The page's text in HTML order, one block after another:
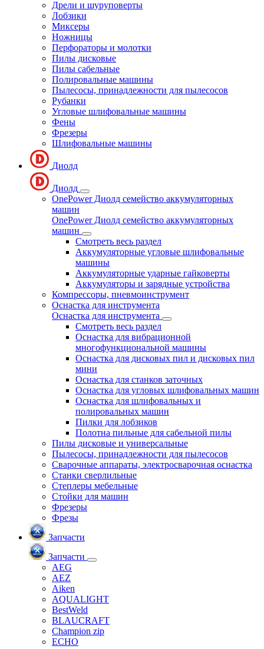
Дрели и шуруповерты
Лобзики
Миксеры
Ножницы
Перфораторы и молотки
Пилы дисковые
Пилы сабельные
Полировальные машины
Пылесосы, принадлежности для пылесосов
Рубанки
Угловые шлифовальные машины
Фены
Фрезеры
Шлифовальные машины
Диолд
Диолд
OnePower Диолд семейство аккумуляторных
машин
OnePower Диолд семейство аккумуляторных
машин
Смотреть весь раздел
Аккумуляторные угловые шлифовальные
машины
Аккумуляторные ударные гайковерты
Аккумуляторы и зарядные устройства
Компрессоры, пневмоинструмент
Оснастка для инструмента
Оснастка для инструмента
Смотреть весь раздел
Оснастка для вибрационной
многофункциональной машины
Оснастка для дисковых пил и дисковых пил
мини
Оснастка для станков заточных
Оснастка для угловых шлифовальных машин
Оснастка для шлифовальных и
полировальных машин
Пилки для лобзиков
Полотна пильные для сабельной пилы
Пилы дисковые и универсальные
Пылесосы, принадлежности для пылесосов
Сварочные аппараты, электросварочная оснастка
Станки сверлильные
Степлеры мебельные
Стойки для машин
Фрезеры
Фрезы
Запчасти
Запчасти
AEG
AEZ
Aiken
AQUALIGHT
BestWeld
BLAUCRAFT
Champion zip
ECHO